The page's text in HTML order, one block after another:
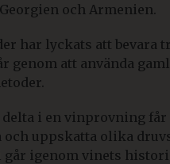
och Armenien.
har lyckats att bevara
genom att använda
delta i en vinprovning får
uppskatta olika
går igenom vinets